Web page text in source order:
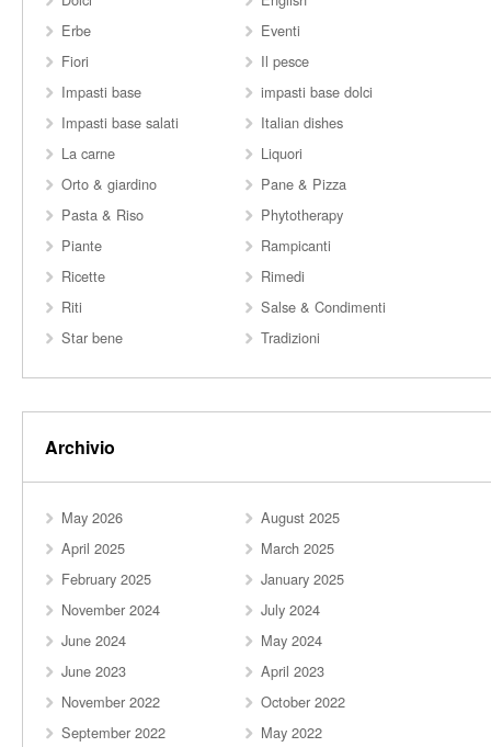
Erbe
Eventi
Fiori
Il pesce
Impasti base
impasti base dolci
Impasti base salati
Italian dishes
La carne
Liquori
Orto & giardino
Pane & Pizza
Pasta & Riso
Phytotherapy
Piante
Rampicanti
Ricette
Rimedi
Riti
Salse & Condimenti
Star bene
Tradizioni
Archivio
May 2026
August 2025
April 2025
March 2025
February 2025
January 2025
November 2024
July 2024
June 2024
May 2024
June 2023
April 2023
November 2022
October 2022
September 2022
May 2022